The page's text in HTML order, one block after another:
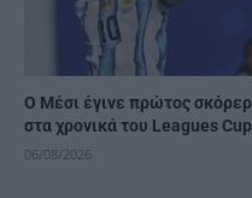
Ο Μέσι έγινε πρώτος σκόρερ
στα χρονικά του Leagues Cup
06/08/2026